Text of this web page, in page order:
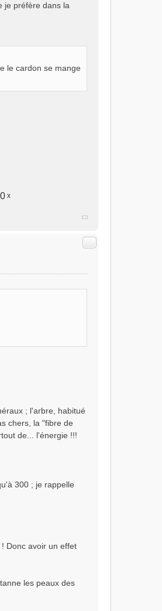
je préfère dans la
le cardon se mange
0 x
Citer
; l'arbre, habitué
chers, la "fibre de
de... l'énergie !!!
300 ; je rappelle
Donc avoir un effet
les peaux des